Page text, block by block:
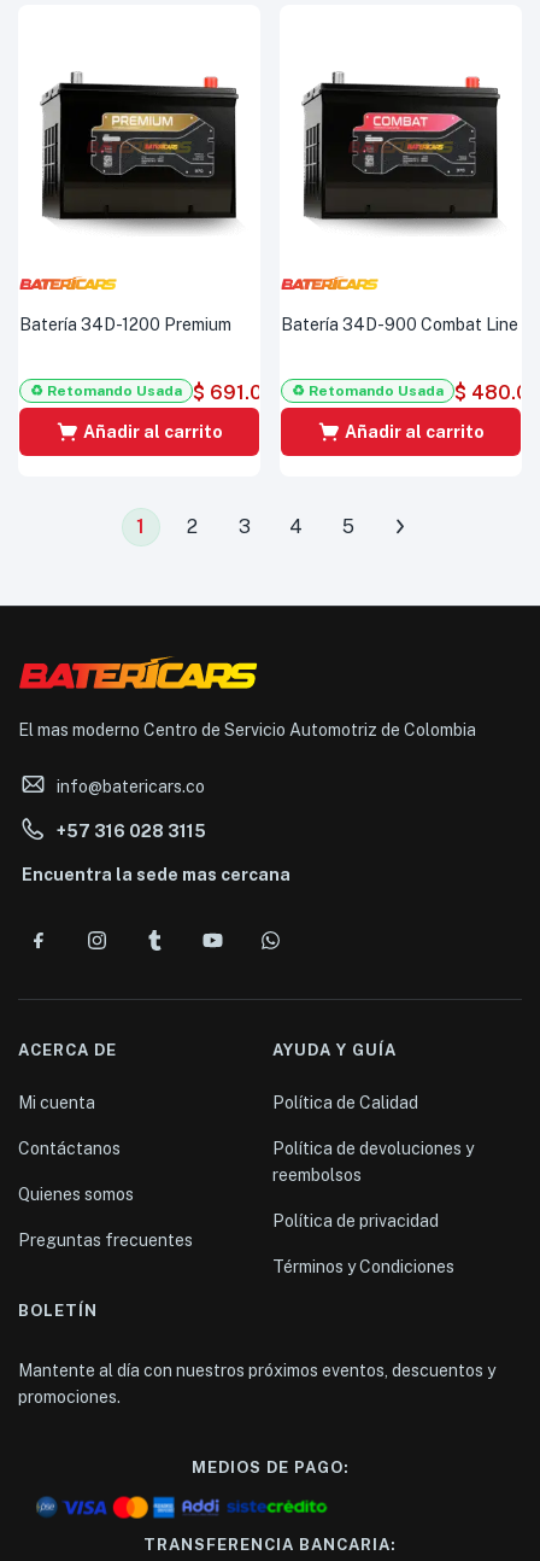
Batería 34D-1200 Premium
♻️ Retomando Usada $ 691.000
Añadir al carrito
Batería 34D-900 Combat Line
♻️ Retomando Usada $
Añadir al carrito
1 2 3 4 5
El mas moderno Centro de Servicio Automotriz de Colombia
info@batericars.co
+57 316 028 3115
Encuentra la sede mas cercana
ACERCA DE
Mi cuenta
Contáctanos
Quienes somos
Preguntas frecuentes
AYUDA Y GUÍA
Política de Calidad
Política de devoluciones y
reembolsos
Política de privacidad
Términos y Condiciones
BOLETÍN
Mantente al día con nuestros próximos eventos, descuentos y
promociones.
MEDIOS DE PAGO:
TRANSFERENCIA BANCARIA: